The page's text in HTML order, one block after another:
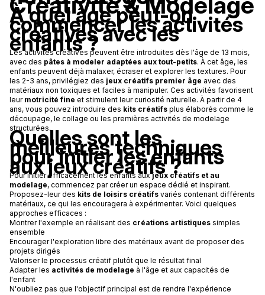
À quel âge peut-on
commencer les activités
créatives avec les
enfants ?
Les activités créatives peuvent être introduites dès l'âge de 13 mois,
avec des pâtes à modeler adaptées aux tout-petits. À cet âge, les
enfants peuvent déjà malaxer, écraser et explorer les textures. Pour
les 2-3 ans, privilégiez des jeux créatifs premier âge avec des
matériaux non toxiques et faciles à manipuler. Ces activités favorisent
leur motricité fine et stimulent leur curiosité naturelle. À partir de 4
ans, vous pouvez introduire des kits créatifs plus élaborés comme le
découpage, le collage ou les premières activités de modelage
structurées.
Quelles sont les
meilleures techniques
pour initier les enfants
aux jeux créatifs ?
Pour initier efficacement les enfants auxjeux créatifs et au
modelage, commencez par créer un espace dédié et inspirant.
Proposez-leur des kits de loisirs créatifs variés contenant différents
matériaux, ce qui les encouragera à expérimenter. Voici quelques
approches efficaces :
Montrer l'exemple en réalisant des créations artistiques simples
ensemble
Encourager l'exploration libre des matériaux avant de proposer des
projets dirigés
Valoriser le processus créatif plutôt que le résultat final
Adapter les activités de modelage à l'âge et aux capacités de
l'enfant
N'oubliez pas que l'objectif principal est de rendre l'expérience